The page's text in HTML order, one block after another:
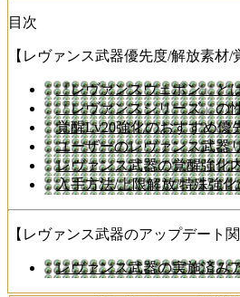
目次
【レヴァンス武器優先度/解放素材/
『レヴァンスウェポン』と
「レヴァンスシリーズ」の
覚醒Lv20強化のおすすめ優
ユーザーのレヴァンス武器
レヴァンス武器の覚醒強化
入手方法/上限解放/特殊強
【レヴァンス武器のアップデート関
レヴァンス武器の実施済み